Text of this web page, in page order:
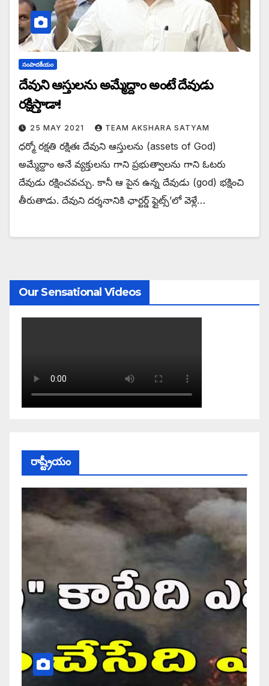
సంపాదకీయం
దేవుని ఆస్తులను అమ్మేద్దాం అంటే దేవుడు
రక్షిస్తాడా!
25 MAY 2021 TEAM AKSHARA SATYAM
ధర్మో రక్షతి రక్షితః దేవుని ఆస్తులను (assets of God)
అమ్మేద్దాం అనే వ్యక్తులను గాని ప్రభుత్వాలను గాని ఓటరు
దేవుడు రక్షించవచ్చు. కానీ ఆ పైన ఉన్న దేవుడు (god) భక్షించి
తీరుతాడు. దేవుని దర్శనానికి ఛార్టర్డ్ ఫ్లైట్స్’లో వెళ్లే…
Our Sensational Videos
రాష్ట్రీయం